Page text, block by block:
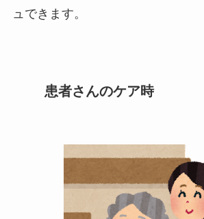
ュできます。
患者さんのケア時